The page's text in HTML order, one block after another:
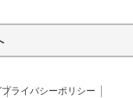
プライバシーポリシー